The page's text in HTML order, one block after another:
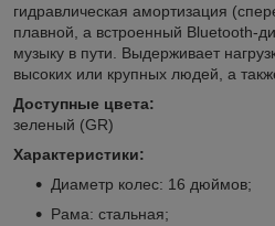
гидравлическая амортизация
плавной, а встроенный Bluetooth-
музыку в пути. Выдерживает
высоких или крупных людей, а
Доступные цвета:
зеленый (GR)
Характеристики:
Диаметр колес: 16 дюймов;
Рама: стальная;